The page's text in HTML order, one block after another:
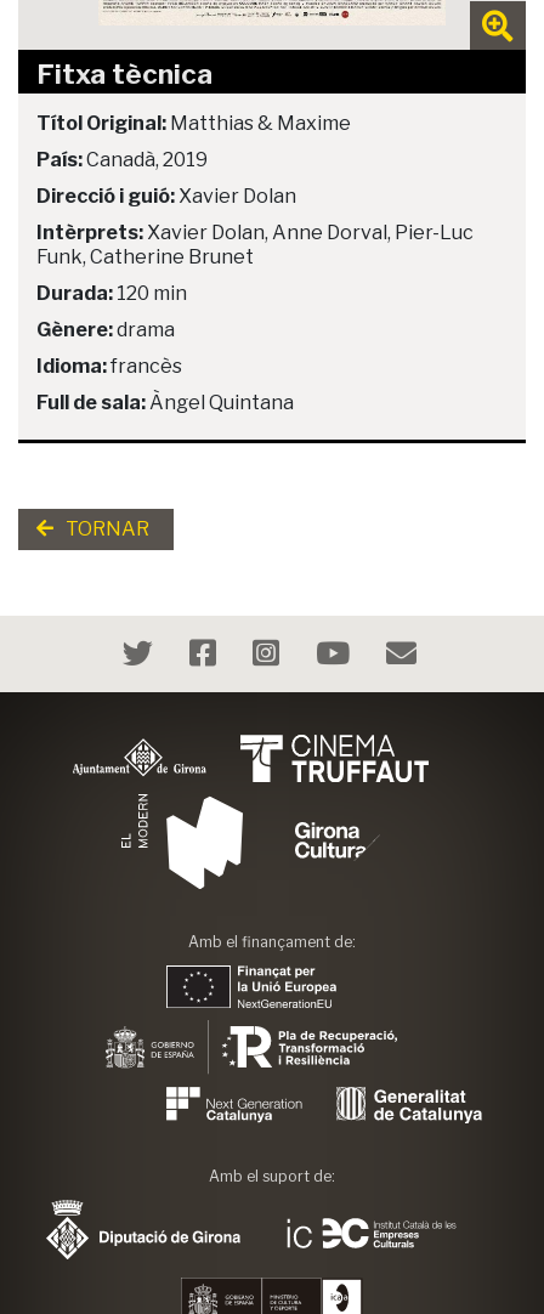
Fitxa tècnica
Títol Original: Matthias & Maxime
País:Canadà, 2019
Direcció i guió: Xavier Dolan
Intèrprets: Xavier Dolan, Anne Dorval, Pier-Luc
Funk, Catherine Brunet
Durada: 120 min
Gènere:drama
Idioma:francès
Full de sala: Àngel Quintana
TORNAR
Amb el finançament de:
Amb el suport de: